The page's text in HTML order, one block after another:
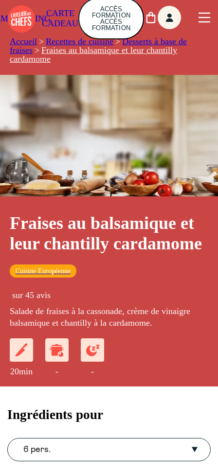
CARTE
CADEAU
ACCÈS
FORMATION
ACCÈS
FORMATION
Accueil > Recettes de cuisine > Desserts à base de
fraises > Fraises au balsamique et leur chantilly
cardamome
Fraises au balsamique et
leur chantilly cardamome
Cuisine Européenne
sur 45 avis
Salade de fraises à la cassonade, crème de vinaigre
balsamique et chantilly à la cardamome.
20min - -
Ingrédients pour
6 pers.